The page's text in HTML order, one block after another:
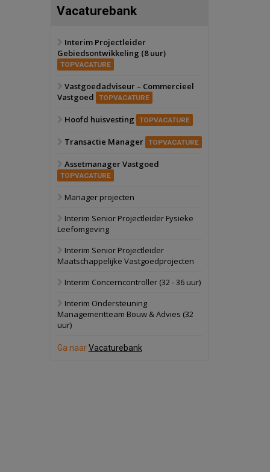
Zwanenburg
6 oktober 2026
Oranje
28 september 2026
bedrijventerrein
Bekijk
Schuinesloot
politiebureau
17 september 2026
Voormalig
Vacaturebank
Interim Projectleider
Gebiedsontwikkeling (8 uur)
TOPVACATURE
Vastgoedadviseur – Commercieel
Vastgoed
TOPVACATURE
Hoofd huisvesting TOPVACATURE
Transactie Manager TOPVACATURE
Assetmanager Vastgoed
TOPVACATURE
Manager projecten
Interim Senior Projectleider Fysieke
Leefomgeving
Interim Senior Projectleider
Maatschappelijke Vastgoedprojecten
Interim Concerncontroller (32 - 36 uur)
Interim Ondersteuning
Managementteam Bouw & Advies (32
uur)
Ga naarVacaturebank